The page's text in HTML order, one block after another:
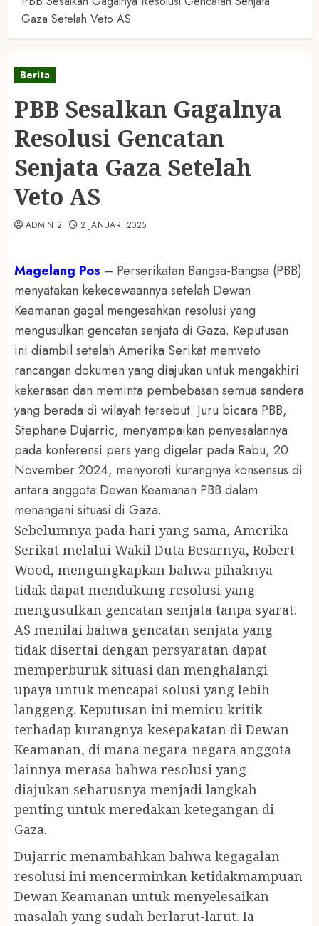
Gaza Setelah Veto AS
Berita
PBB Sesalkan Gagalnya
Resolusi Gencatan
Senjata Gaza Setelah
Veto AS
ADMIN 2 2 JANUARI 2025
Magelang Pos – Perserikatan Bangsa-Bangsa (PBB)
menyatakan kekecewaannya setelah Dewan
Keamanan gagal mengesahkan resolusi yang
mengusulkan gencatan senjata di Gaza. Keputusan
ini diambil setelah Amerika Serikat memveto
rancangan dokumen yang diajukan untuk mengakhiri
kekerasan dan meminta pembebasan semua sandera
yang berada di wilayah tersebut. Juru bicara PBB,
Stephane Dujarric, menyampaikan penyesalannya
pada konferensi pers yang digelar pada Rabu, 20
November 2024, menyoroti kurangnya konsensus di
antara anggota Dewan Keamanan PBB dalam
menangani situasi di Gaza.
Sebelumnya pada hari yang sama, Amerika
Serikat melalui Wakil Duta Besarnya, Robert
Wood, mengungkapkan bahwa pihaknya
tidak dapat mendukung resolusi yang
mengusulkan gencatan senjata tanpa syarat.
AS menilai bahwa gencatan senjata yang
tidak disertai dengan persyaratan dapat
memperburuk situasi dan menghalangi
upaya untuk mencapai solusi yang lebih
langgeng. Keputusan ini memicu kritik
terhadap kurangnya kesepakatan di Dewan
Keamanan, di mana negara-negara anggota
lainnya merasa bahwa resolusi yang
diajukan seharusnya menjadi langkah
penting untuk meredakan ketegangan di
Gaza.
Dujarric menambahkan bahwa kegagalan
resolusi ini mencerminkan ketidakmampuan
Dewan Keamanan untuk menyelesaikan
masalah yang sudah berlarut-larut. Ia